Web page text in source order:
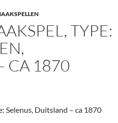
TYPE:
CA 1870
Selenus, Duitsland – ca 1870